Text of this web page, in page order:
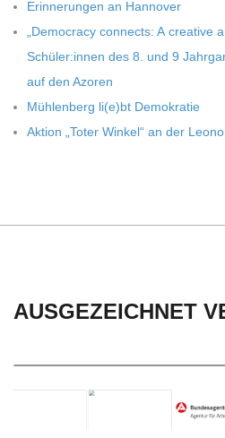
C
H
U
Erin­ne­run­gen an Hannover
„Demo­cracy con­nects: A crea­tive
Schüler:innen des 8. und 9
auf den Azoren
Müh­len­berg li(e)bt Demokratie
Aktion „Toter Win­kel“ an der
AUSGEZEICHNET